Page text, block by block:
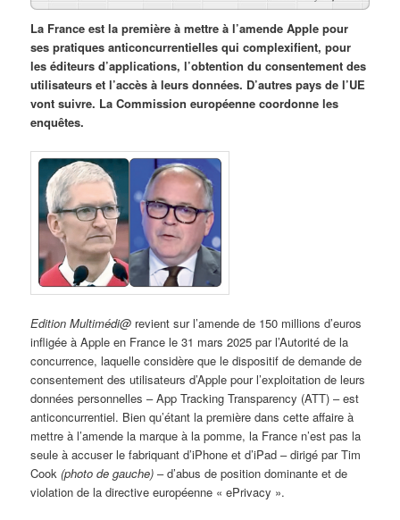
La France est la première à mettre à l’amende Apple pour
ses pratiques anticoncurrentielles qui complexifient, pour
les éditeurs d’applications, l’obtention du consentement des
utilisateurs et l’accès à leurs données. D’autres pays de l’UE
vont suivre. La Commission européenne coordonne les
enquêtes.
Edition Multimédi@ revient sur l’amende de 150 millions d’euros
infligée à Apple en France le 31 mars 2025 par l’Autorité de la
concurrence, laquelle considère que le dispositif de demande de
consentement des utilisateurs d’Apple pour l’exploitation de leurs
données personnelles – App Tracking Transparency (ATT) – est
anticoncurrentiel. Bien qu’étant la première dans cette affaire à
mettre à l’amende la marque à la pomme, la France n’est pas la
seule à accuser le fabriquant d’iPhone et d’iPad – dirigé par Tim
Cook(photo de gauche) – d’abus de position dominante et de
violation de la directive européenne « ePrivacy ».